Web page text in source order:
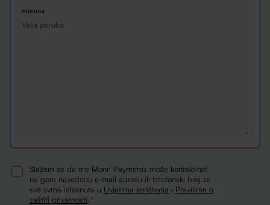
PORUKA
ConsentSlažem se da me Monri Payments može kontaktirati
na gore navedenu e-mail adresu ili telefonski broj za
sve svrhe istaknute u Uvjetima korištenja i Pravilima o
zaštiti privatnosti *